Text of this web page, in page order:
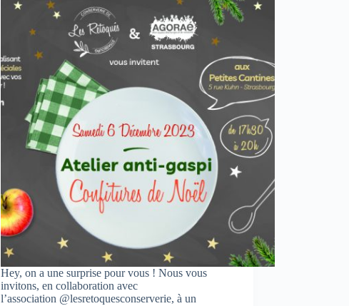
Hey, on a une surprise pour vous ! Nous vous
invitons, en collaboration avec
l’association @lesretoquesconserverie, à un